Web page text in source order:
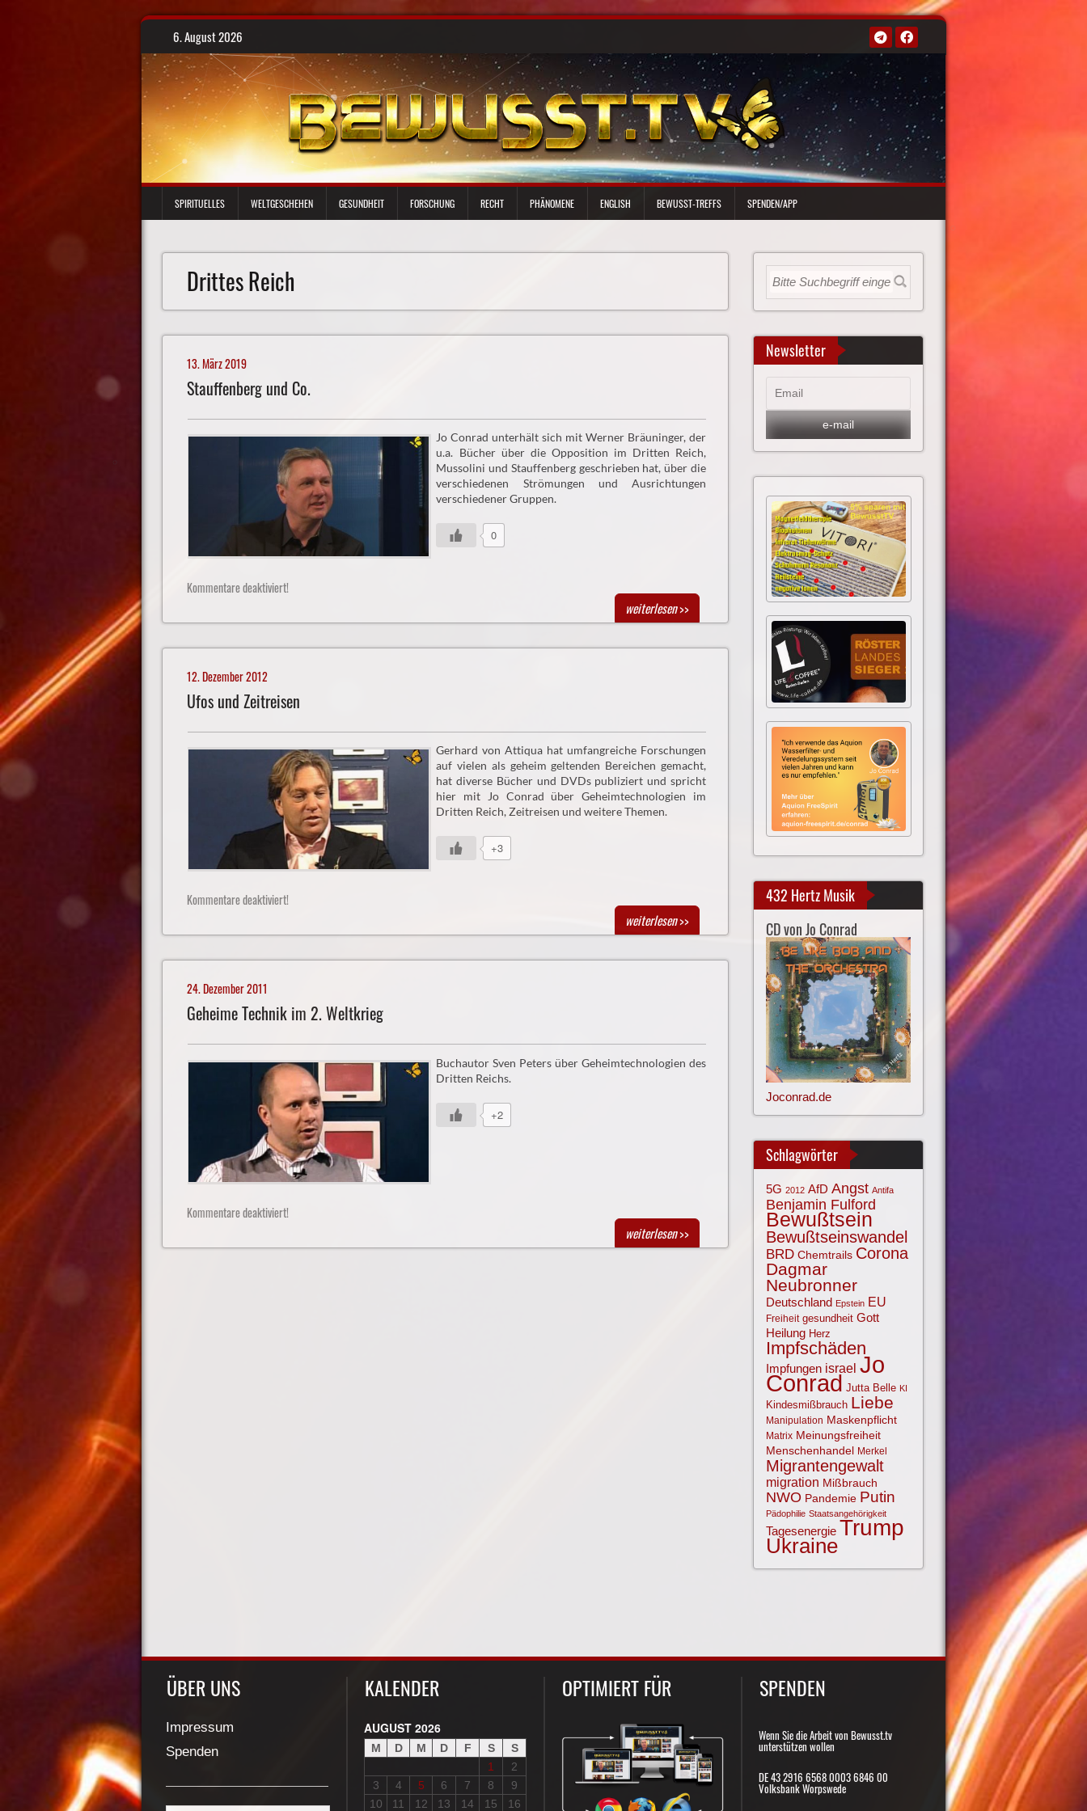
Skip
content
6. August 2026
SPIRITUELLES WELTGESCHEHEN GESUNDHEIT FORSCHUNG RECHT PHÄNOMENE ENGLISH BEWUSST-TREFFS SPENDEN/APP
Drittes Reich
13. März 2019
Stauffenberg und Co.
Jo Conrad unterhält sich mit Werner Bräuninger, der
u.a. Bücher über die Opposition im Dritten Reich,
Mussolini und Stauffenberg geschrieben hat, über die
verschiedenen Strömungen und Ausrichtungen
verschiedener Gruppen.
0
Kommentare deaktiviert!
weiterlesen>>
12. Dezember 2012
Ufos und Zeitreisen
Gerhard von Attiqua hat umfangreiche Forschungen
auf vielen als geheim geltenden Bereichen gemacht,
hat diverse Bücher und DVDs publiziert und spricht
hier mit Jo Conrad über Geheimtechnologien im
Dritten Reich, Zeitreisen und weitere Themen.
+3
Kommentare deaktiviert!
weiterlesen>>
24. Dezember 2011
Geheime Technik im 2. Weltkrieg
Buchautor Sven Peters über Geheimtechnologien des
Dritten Reichs.
+2
Kommentare deaktiviert!
weiterlesen>>
Newsletter
432 Hertz Musik
CD von Jo Conrad
Joconrad.de
Schlagwörter
5G 2012 AfD Angst Antifa
Benjamin Fulford
Bewußtsein
Bewußtseinswandel
BRD Chemtrails Corona
Dagmar
Neubronner
Deutschland Epstein EU
Freiheit gesundheit Gott
Heilung Herz
Impfschäden
Impfungen israel Jo
Conrad Jutta Belle KI
Kindesmißbrauch Liebe
Manipulation Maskenpflicht
Matrix Meinungsfreiheit
Menschenhandel Merkel
Migrantengewalt
migration Mißbrauch
NWO Pandemie Putin
Pädophilie Staatsangehörigkeit
Tagesenergie Trump
Ukraine
ÜBER UNS
Impressum
Spenden
KALENDER
AUGUST 2026
M D M D F S
S
1
2
3
4 5 6 7 8
9
10
11 12 13 14 15 16
OPTIMIERT FÜR SPENDEN
Wenn Sie die Arbeit von Bewusst.tv
unterstützen wollen
DE 43 2916 6568 0003 6846 00
Volksbank Worpswede